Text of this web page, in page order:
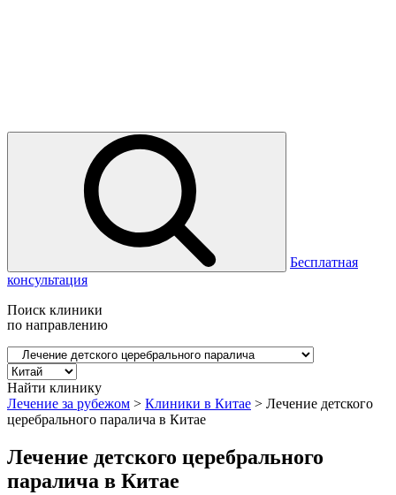
Бесплатная
консультация
Поиск клиники
по направлению
Найти клинику
Лечение за рубежом > Клиники в Китае > Лечение детского
церебрального паралича в Китае
Лечение детского церебрального
паралича в Китае